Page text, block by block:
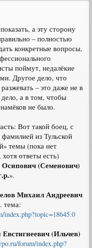
а эту сторону
– полностью
конкретные вопросы,
поймут, недалёкие
Другое дело, что
– это даже не в
а в том, чтобы
не было.
Вот такой боец, с
из Тульской
темы (пока нет
ответы есть)
(Семенович)
».
Михаил Андреевич
тема:
index.php?topic=18645.0
(Ильчев)
forum/index.php?